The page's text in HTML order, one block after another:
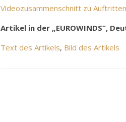
Videozusammenschnitt zu
Artikel in der „EUROWINDS“,
Text des Artikels, Bild des Artikels